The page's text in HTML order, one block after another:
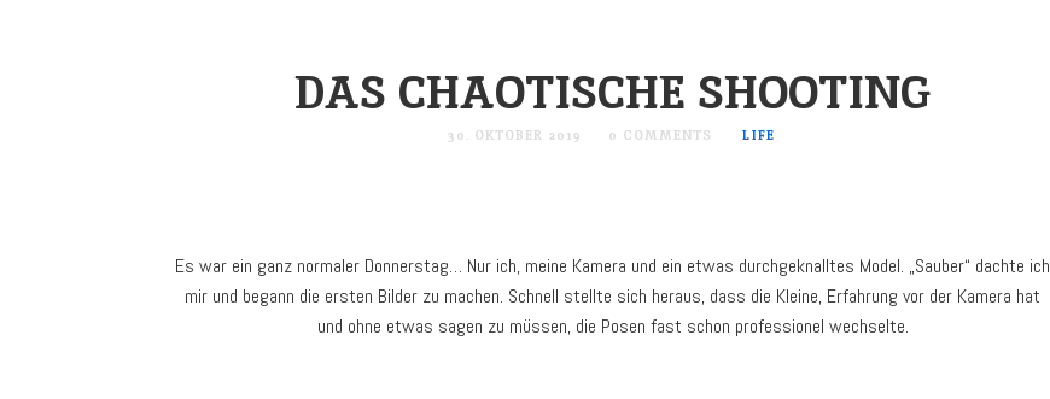
DAS CHAOTISCHE SHOOTING
30. OKTOBER 2019 0 COMMENTS LIFE
Es war ein ganz normaler Donnerstag… Nur ich, meine Kamera und ein etwas durchgeknalltes Model. „Sauber“ dachte ich
mir und begann die ersten Bilder zu machen. Schnell stellte sich heraus, dass die Kleine, Erfahrung vor der Kamera hat
und ohne etwas sagen zu müssen, die Posen fast schon professionel wechselte.